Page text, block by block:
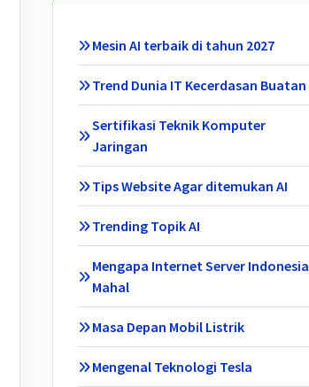
Mesin AI terbaik di tahun 2027
Trend Dunia IT Kecerdasan Buatan
Sertifikasi Teknik Komputer
Jaringan
Tips Website Agar ditemukan AI
Trending Topik AI
Mengapa Internet Server Indonesia
Mahal
Masa Depan Mobil Listrik
Mengenal Teknologi Tesla